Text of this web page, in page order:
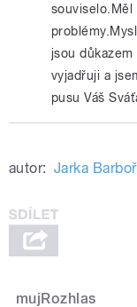
souviselo.Měl
jsou
vyjadřuji a
pusu Váš
autor: Jarka
mujRozhlas